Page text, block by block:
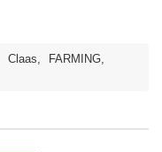
Claas, FARMING,